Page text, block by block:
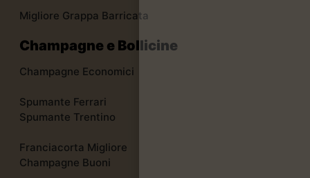
Migliore Grappa Barricata
Champagne e Bollicine
Champagne Economici
Spumante Ferrari
Spumante Trentino
Franciacorta Migliore
Champagne Buoni